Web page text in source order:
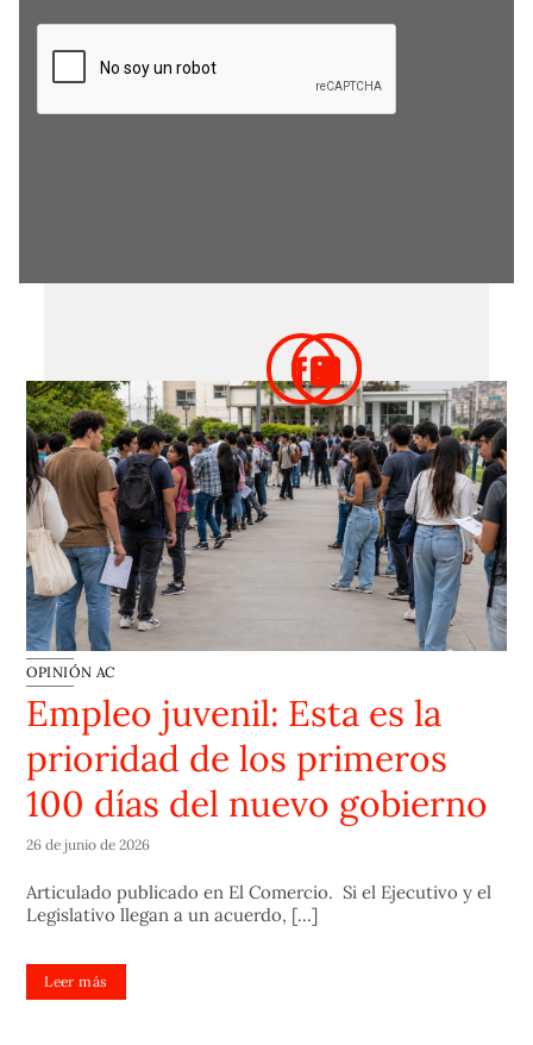
OPINIÓN AC
Empleo juvenil: Esta es la
prioridad de los primeros
100 días del nuevo gobierno
26 de junio de 2026
Articulado publicado en El Comercio. Si el Ejecutivo y el
Legislativo llegan a un acuerdo, [...]
Leer más